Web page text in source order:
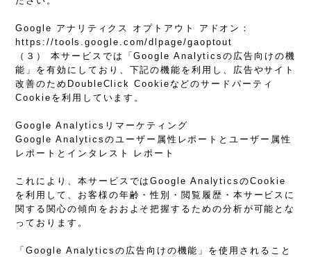
Google アナリティクス オプトアウト アドオン：
https://tools.google.com/dlpage/gaoptout
（３） 本サービスでは「Google Analyticsの広告向けの機
能」を有効にしており、下記の機能を利用し、広告やサイト
改善のためDoubleClick Cookieなどのサードパーティ
Cookieを利用しています。
Google Analyticsリマーケティング
Google Analyticsのユーザー属性レポートとユーザー属性
レポートとインタレスト レポート
これにより、本サービスではGoogle AnalyticsのCookie
を利用して、お客様の年齢・性別・閲覧履歴・本サービスに
関する関心の傾向をおおよそ把握するための分析が可能とな
っております。
「Google Analyticsの広告向けの機能」を使用されること